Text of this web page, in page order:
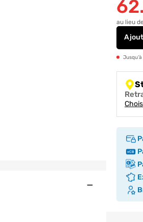
au lieu de
Ouvert